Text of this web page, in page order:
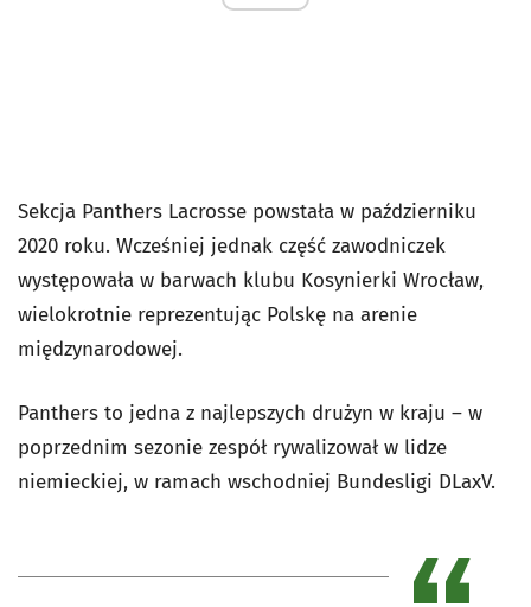
Sekcja Panthers Lacrosse powstała w październiku
2020 roku. Wcześniej jednak część zawodniczek
występowała w barwach klubu Kosynierki Wrocław,
wielokrotnie reprezentując Polskę na arenie
międzynarodowej.
Panthers to jedna z najlepszych drużyn w kraju – w
poprzednim sezonie zespół rywalizował w lidze
niemieckiej, w ramach wschodniej Bundesligi DLaxV.